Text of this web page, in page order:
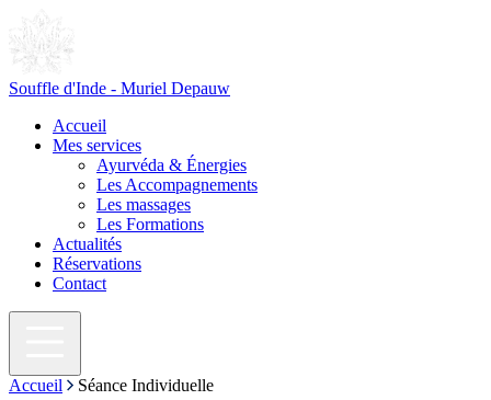
Souffle d'Inde - Muriel Depauw
Accueil
Mes services
Ayurvéda & Énergies
Les Accompagnements
Les massages
Les Formations
Actualités
Réservations
Contact
Accueil Séance Individuelle